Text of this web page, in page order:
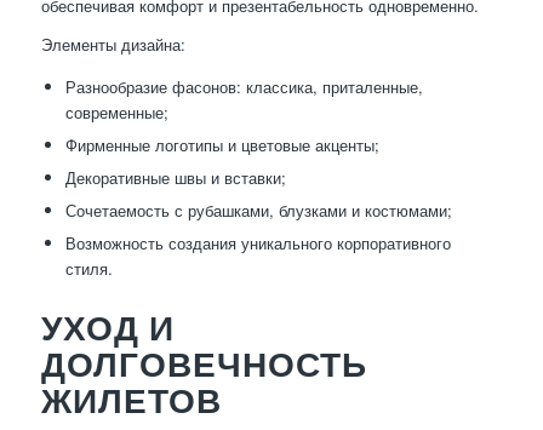
обеспечивая комфорт и презентабельность одновременно.
Элементы дизайна:
Разнообразие фасонов: классика, приталенные,
современные;
Фирменные логотипы и цветовые акценты;
Декоративные швы и вставки;
Сочетаемость с рубашками, блузками и костюмами;
Возможность создания уникального корпоративного
стиля.
УХОД И
ДОЛГОВЕЧНОСТЬ
ЖИЛЕТОВ